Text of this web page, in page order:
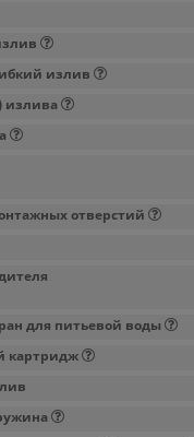
излив
излива
отверстий
для питьевой воды
картридж